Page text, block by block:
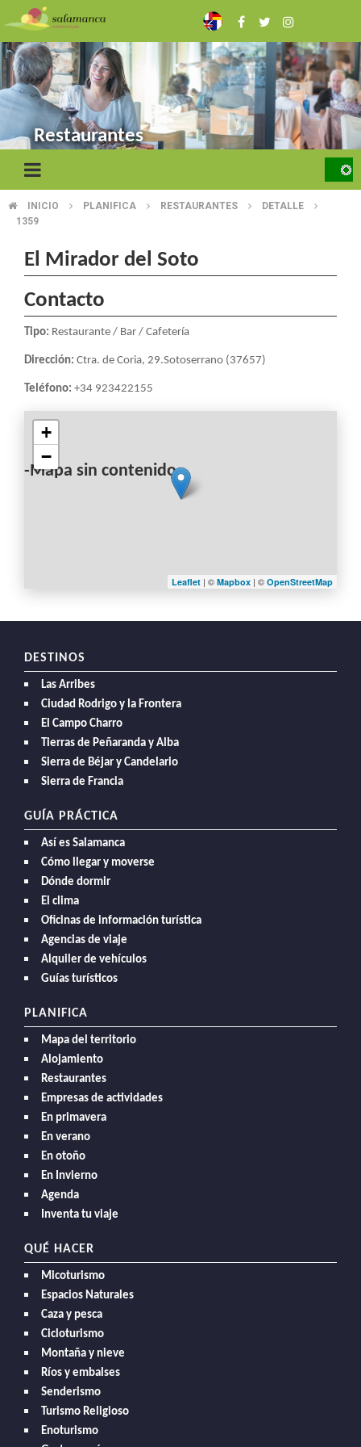
to
main
content
Restaurantes
BREADCRUMB
INICIO PLANIFICA RESTAURANTES
DETALLE
1359
El Mirador del Soto
Contacto
Tipo: Restaurante / Bar / Cafetería
Dirección: Ctra. de Coria, 29.Sotoserrano (37657)
Teléfono: +34 923422155
-Mapa sin contenido-
+
−
Leaflet | © Mapbox | © OpenStreetMap
DESTINOS
Las Arribes
Ciudad Rodrigo y la Frontera
El Campo Charro
Tierras de Peñaranda y Alba
Sierra de Béjar y Candelario
Sierra de Francia
GUÍA PRÁCTICA
Así es Salamanca
Cómo llegar y moverse
Dónde dormir
El clima
Oficinas de información turística
Agencias de viaje
Alquiler de vehículos
Guías turísticos
PLANIFICA
Mapa del territorio
Alojamiento
Restaurantes
Empresas de actividades
En primavera
En verano
En otoño
En Invierno
Agenda
Inventa tu viaje
QUÉ HACER
Micoturismo
Espacios Naturales
Caza y pesca
Cicloturismo
Montaña y nieve
Ríos y embalses
Senderismo
Turismo Religioso
Enoturismo